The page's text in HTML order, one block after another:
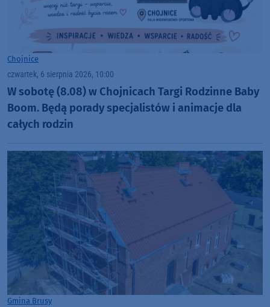
Chojnice
czwartek, 6 sierpnia 2026, 10:00
W sobotę (8.08) w Chojnicach Targi Rodzinne Baby
Boom. Będą porady specjalistów i animacje dla
całych rodzin
Gmina Brusy